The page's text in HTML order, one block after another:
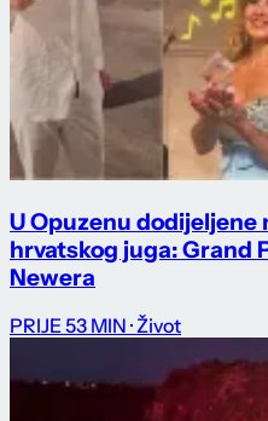
U Opuzenu dodijeljene
hrvatskog juga: Grand
Newera
PRIJE 53 MIN · Život